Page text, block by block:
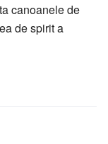
canoanele de
de spirit a